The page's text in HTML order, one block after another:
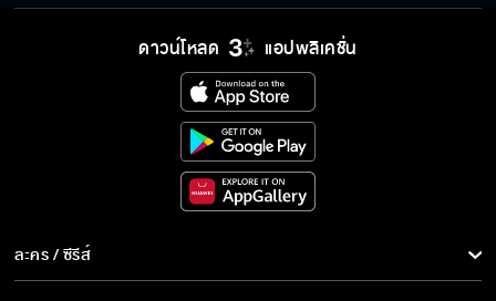
ดาวน์โหลด แอปพลิเคชั่น
ละคร / ซีรีส์
ละคร/ซีรีส์